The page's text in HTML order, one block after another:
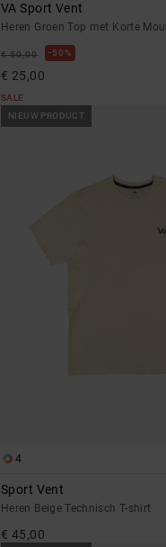
VA Sport Vent
Heren Groen Top met Korte
€ 50,00 50%
€ 25,00
SALE
NIEUW PRODUCT
4
Sport Vent
Heren Beige Technisch T-shirt
€ 45,00